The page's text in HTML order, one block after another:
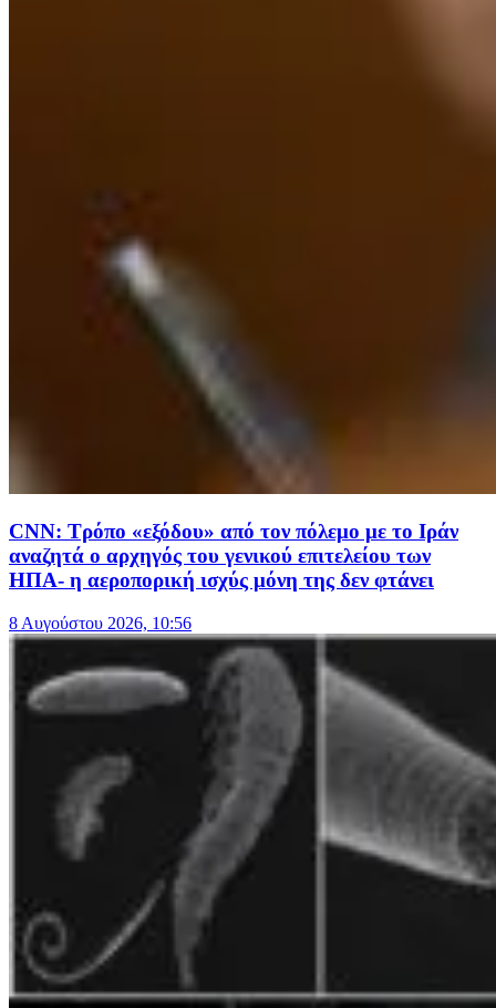
CNN: Τρόπο «εξόδου» από τον πόλεμο με το Ιράν
αναζητά ο αρχηγός του γενικού επιτελείου των
ΗΠΑ- η αεροπορική ισχύς μόνη της δεν φτάνει
8 Αυγούστου 2026, 10:56